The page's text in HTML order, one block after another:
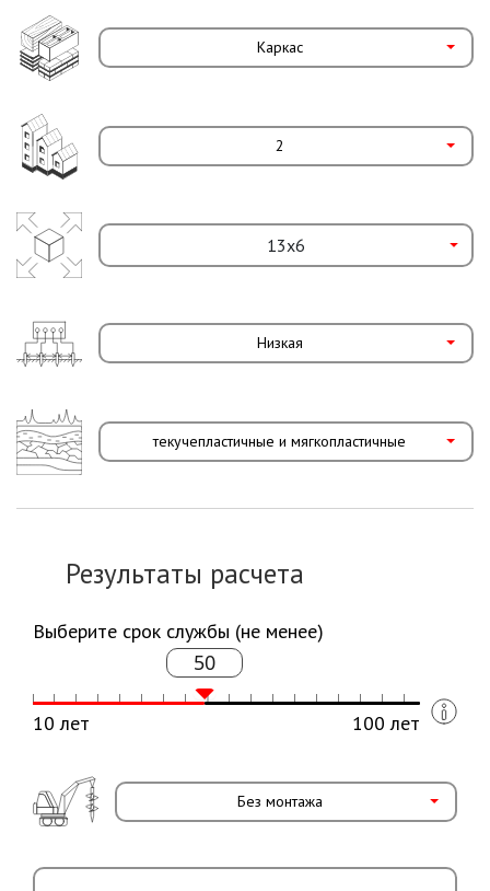
Каркас
2
Низкая
текучепластичные и мягкопластичные
Результаты расчета
Выберите срок службы (не менее)
50
10 лет 100 лет
Без монтажа